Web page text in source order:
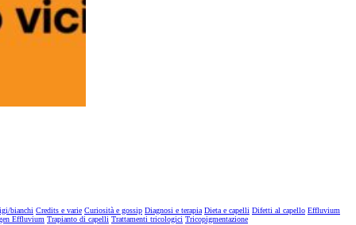
bianchi Credits e varie Curiosità e gossip Diagnosi e terapia Dieta e capelli Difetti al capello Effluvium
Effluvium Trapianto di capelli Trattamenti tricologici Tricopigmentazione